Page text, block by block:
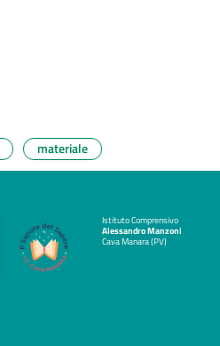
materiale
Istituto Comprensivo
Alessandro Manzoni
Cava Manara (PV)